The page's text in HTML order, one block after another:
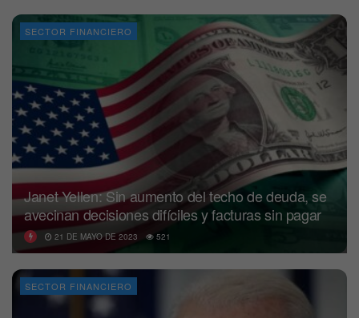
SECTOR FINANCIERO
Janet Yellen: Sin aumento del techo de deuda, se
avecinan decisiones difíciles y facturas sin pagar
21 DE MAYO DE 2023 521
SECTOR FINANCIERO